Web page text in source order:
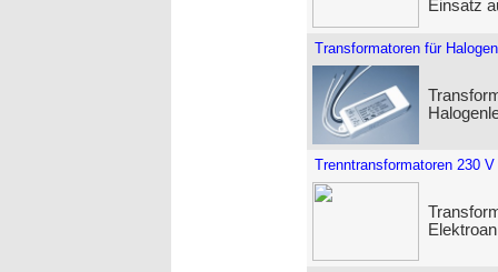
Einsatz
Transformatoren für
Trenntransformatoren 230